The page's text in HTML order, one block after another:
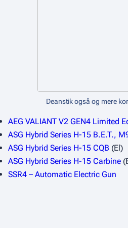
Deanstik også og mere
AEG VALIANT V2 GEN4 Limited
ASG Hybrid Series H-15 B.E.T.,
ASG Hybrid Series H-15 CQB (El)
ASG Hybrid Series H-15 Carbine
SSR4 – Automatic Electric Gun